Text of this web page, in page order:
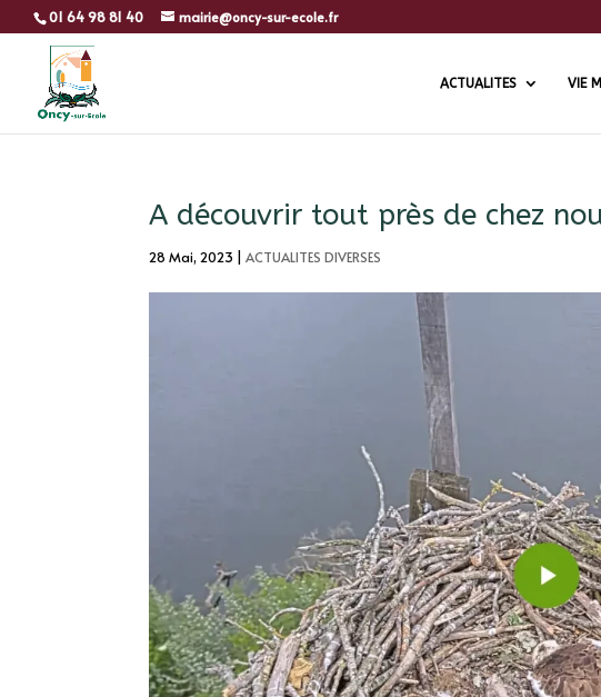
01 64 98 81 40 mairie@oncy-sur-ecole.fr
ACTUALITES VIE
A découvrir tout près de chez
28 Mai, 2023 |ACTUALITES DIVERSES